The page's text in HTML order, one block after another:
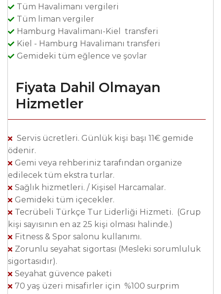
Tüm Havalimanı vergileri
Tüm liman vergiler
Hamburg Havalimanı-Kiel transferi
Kiel - Hamburg Havalimanı transferi
Gemideki tüm eğlence ve şovlar
Fiyata Dahil Olmayan
Hizmetler
Servis ücretleri. Günlük kişi başı 11€ gemide
ödenir.
Gemi veya rehberiniz tarafından organize
edilecek tüm ekstra turlar.
Sağlık hizmetleri. / Kişisel Harcamalar.
Gemideki tüm içecekler.
Tecrübeli Türkçe Tur Liderliği Hizmeti. (Grup
kişi sayısının en az 25 kişi olması halinde.)
Fitness & Spor salonu kullanımı.
Zorunlu seyahat sigortası (Mesleki sorumluluk
sigortasıdır).
Seyahat güvence paketi
70 yaş üzeri misafirler için %100 surprim